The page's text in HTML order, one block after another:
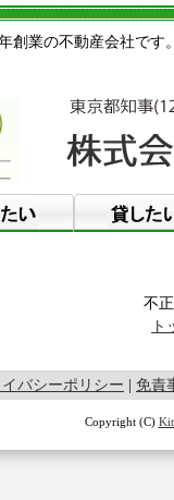
創業の不動産会社で
不
バシーポリシー 免責
Copyright (C)